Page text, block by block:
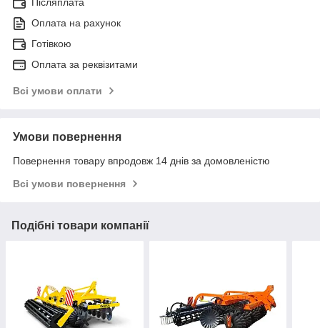
Оплата на рахунок
Готівкою
Оплата за реквізитами
Всі умови оплати
Умови повернення
Повернення товару впродовж 14 днів за домовленістю
Всі умови повернення
Подібні товари компанії